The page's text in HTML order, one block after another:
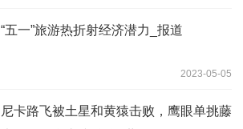
“五一”旅游热折射经济潜力_报道
2023-05-05
尼卡路飞被土星和黄猿击败，鹰眼单挑藤